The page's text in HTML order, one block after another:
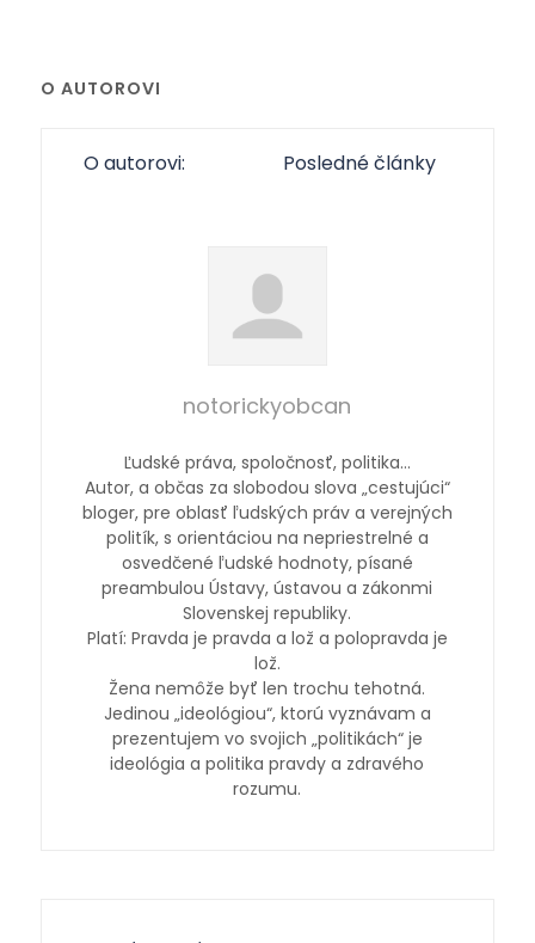
O AUTOROVI
O autorovi: Posledné články
notorickyobcan
Ľudské práva, spoločnosť, politika…
Autor, a občas za slobodou slova „cestujúci“
bloger, pre oblasť ľudských práv a verejných
politík, s orientáciou na nepriestrelné a
osvedčené ľudské hodnoty, písané
preambulou Ústavy, ústavou a zákonmi
Slovenskej republiky.
Platí: Pravda je pravda a lož a polopravda je
lož.
Žena nemôže byť len trochu tehotná.
Jedinou „ideológiou“, ktorú vyznávam a
prezentujem vo svojich „politikách“ je
ideológia a politika pravdy a zdravého
rozumu.